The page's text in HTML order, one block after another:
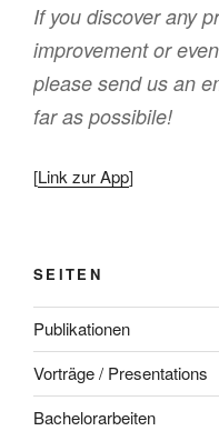
If you discover any
improvement or
please send us an
far as possibile!
[Link zur App]
SEITEN
Publikationen
Vorträge / Presentations
Bachelorarbeiten